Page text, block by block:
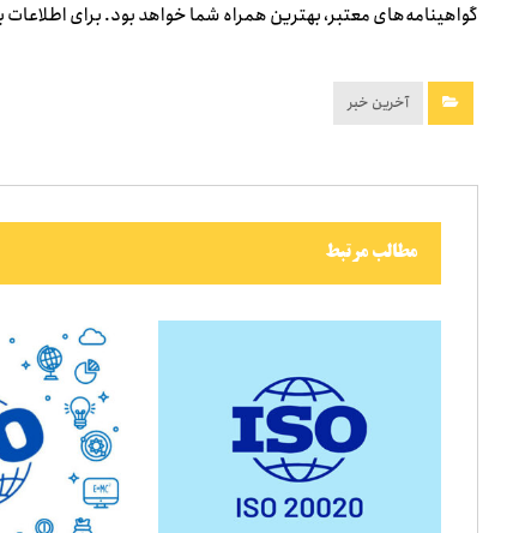
گواهینامه‌های معتبر، بهترین همراه شما خواهد بود. برای
آخرین خبر
مطالب مرتبط